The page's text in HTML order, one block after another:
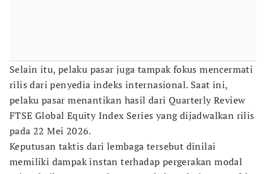
Selain itu, pelaku pasar juga tampak fokus mencermati
rilis dari penyedia indeks internasional. Saat ini,
pelaku pasar menantikan hasil dari Quarterly Review
FTSE Global Equity Index Series yang dijadwalkan rilis
pada 22 Mei 2026.
Keputusan taktis dari lembaga tersebut dinilai
memiliki dampak instan terhadap pergerakan modal